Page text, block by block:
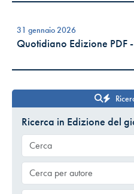
31 gennaio 2026
Quotidiano Edizione PDF
Ricerca in Edizione del